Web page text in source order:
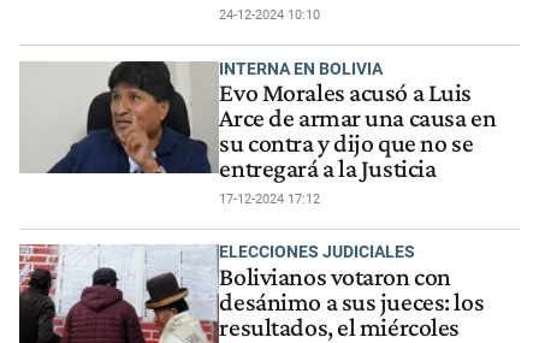
24-12-2024 10:10
INTERNA EN BOLIVIA
Evo Morales acusó a Luis
Arce de armar una causa en
su contra y dijo que no se
entregará a la Justicia
17-12-2024 17:12
ELECCIONES JUDICIALES
Bolivianos votaron con
desánimo a sus jueces: los
resultados, el miércoles